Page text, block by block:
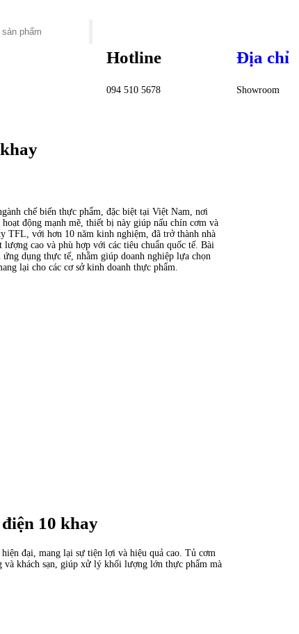
Hotline
094 510 5678
Địa chỉ
Showroom
chế biến thực phẩm, đặc biệt tại Việt Nam, nơi
động mạnh mẽ, thiết bị này giúp nấu chín cơm và
TFL, với hơn 10 năm kinh nghiệm, đã trở thành nhà
cao và phù hợp với các tiêu chuẩn quốc tế. Bài
dụng thực tế, nhằm giúp doanh nghiệp lựa chọn
lại cho các cơ sở kinh doanh thực phẩm.
10 khay
đại, mang lại sự tiện lợi và hiệu quả cao. Tủ cơm
và khách sạn, giúp xử lý khối lượng lớn thực phẩm mà